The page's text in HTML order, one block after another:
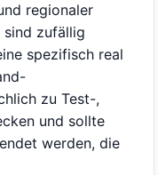
regionaler
sind zufällig
spezifisch real
zu Test-,
und sollte
werden, die